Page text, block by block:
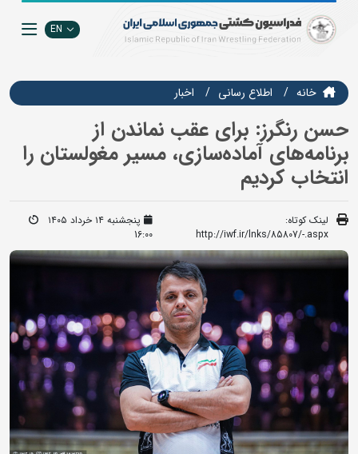
EN
خانه اطلاع رسانی اخبار
حسن رنگرز: برای عقب نماندن از
برنامه‌های آماده‌سازی، مسیر مغولستان را
انتخاب کردیم
لینک کوتاه:
http://iwf.ir/lnks/85807/-.aspx
پنجشنبه ۱۴ خرداد ۱۴۰۵
16:00